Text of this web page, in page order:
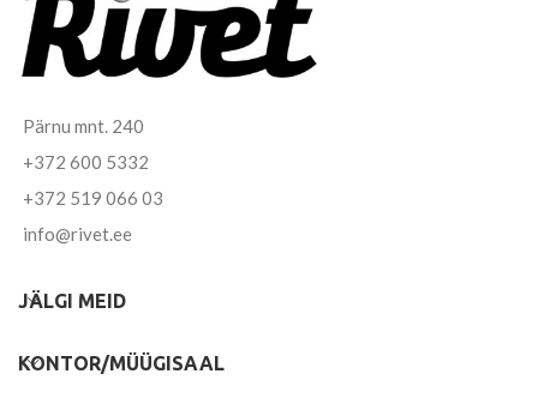
Pärnu mnt. 240
+372 600 5332
+372 519 066 03
info@rivet.ee
JÄLGI MEID
KONTOR/MÜÜGISAAL